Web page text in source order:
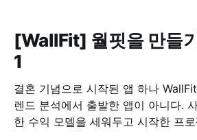
[WallFit] 월핏을 만들
1
결혼 기념으로 시작된 앱 하나 WallFit은 시장 조사나 트
렌드 분석에서 출발한 앱이 아니다.
한 수익 모델을 세워두고 시작한 프로